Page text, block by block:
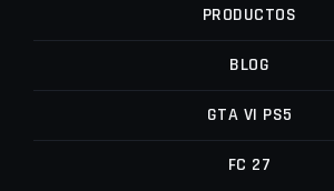
PRODUCTOS
BLOG
GTA VI PS5
FC 27